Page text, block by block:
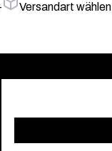
Versandart wählen